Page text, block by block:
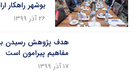
بوشهر راهکار
۲۶ آذر ۱۳۹۹
هدف پژوهش رسیدن
مفاهیم پیرامون است
۱۷ آذر ۱۳۹۹